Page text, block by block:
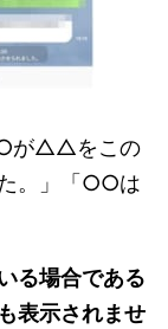
が△△をこの
。」「○○は
る場合である
表示されませ